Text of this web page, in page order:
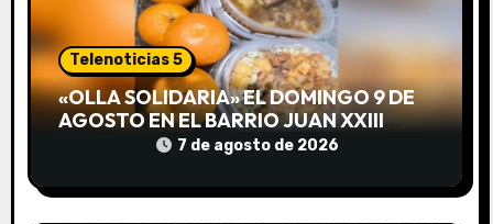
d
e
e
t
Telenoticias 5
«OLLA SOLIDARIA» EL DOMINGO 9 DE
AGOSTO EN EL BARRIO JUAN XXIII
DESDE LAS 13 HS7 de agosto de 2026